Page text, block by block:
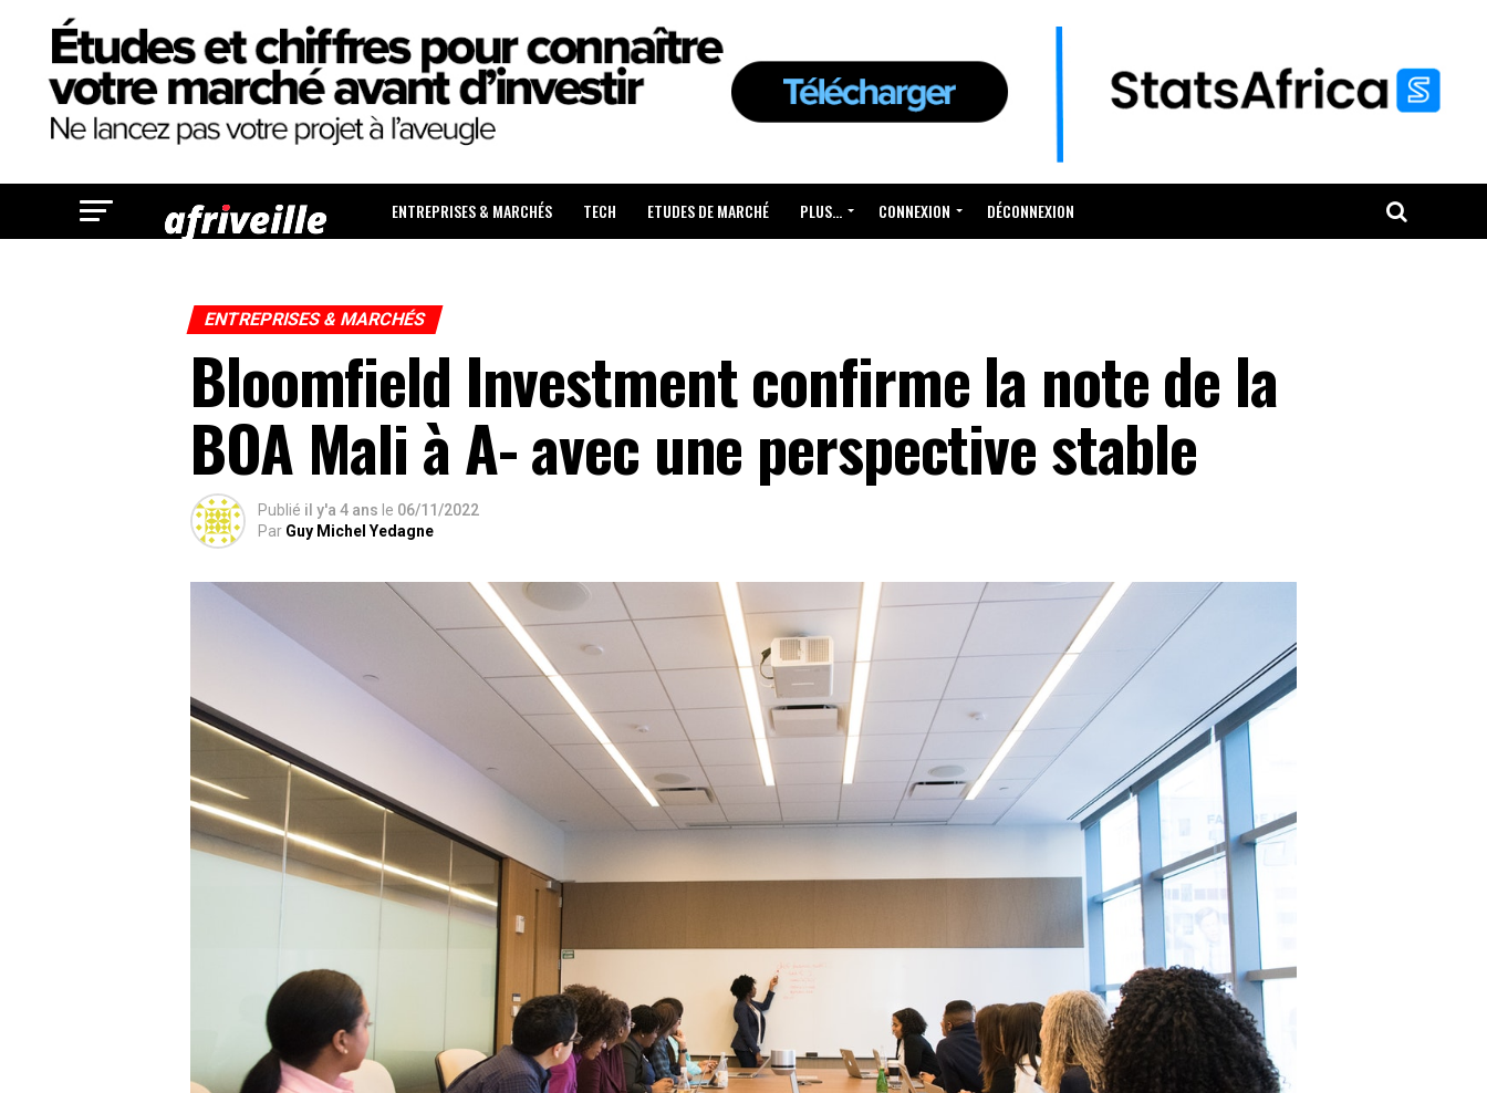
ENTREPRISES & MARCHÉS TECH ETUDES DE MARCHÉ PLUS… CONNEXION DÉCONNEXION
ENTREPRISES & MARCHÉS
Bloomfield Investment confirme la note de la
BOA Mali à A- avec une perspective stable
Publié il y'a 4 ans le 06/11/2022
Par Guy Michel Yedagne